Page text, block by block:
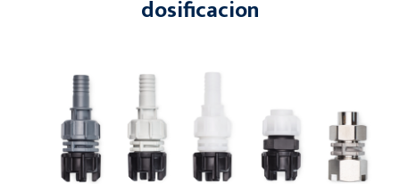
dosificacion